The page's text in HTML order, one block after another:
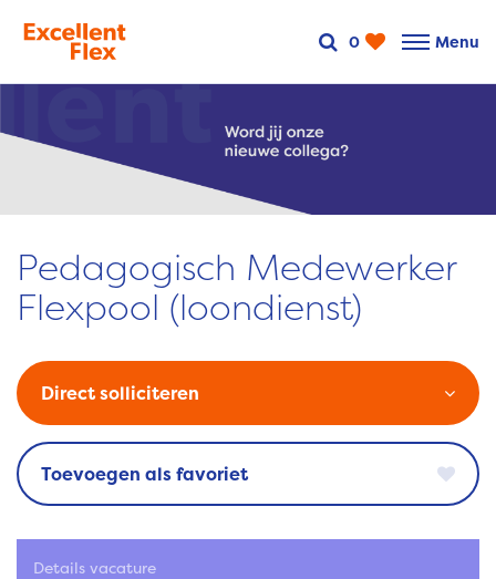
0 Menu
Pedagogisch Medewerker
Flexpool (loondienst)
Direct solliciteren
favoriet
Details vacature